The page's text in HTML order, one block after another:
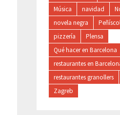
Música
navidad
novela negra
pizzería
Plensa
Qué hacer en Barcelona
restaurantes en
restaurantes granollers
Zagreb